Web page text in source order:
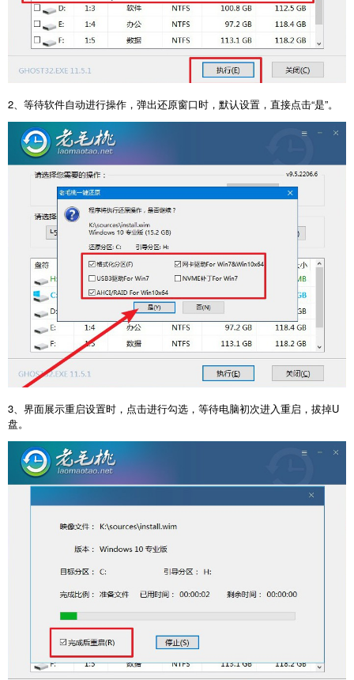
2、等待软件自动进行操作，弹出还原窗口时，默认设置，直接点击“是”。
3、界面展示重启设置时，点击进行勾选，等待电脑初次进入重启，拔掉U
盘。